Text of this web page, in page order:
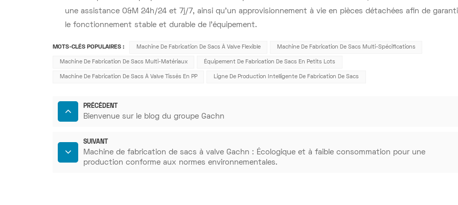
une assistance O&M 24h/24 et 7j/7, ainsi qu'un approvisionnement à vie en pièces détachées afin de
le fonctionnement stable et durable de l'équipement.
MOTS-CLÉS POPULAIRES : Machine De Fabrication De Sacs À Valve Flexible Machine De Fabrication De Sacs Multi-Spécifications
Machine De Fabrication De Sacs Multi-Matériaux Équipement De Fabrication De Sacs En Petits Lots
Machine De Fabrication De Sacs À Valve Tissés En PP Ligne De Production Intelligente De Fabrication De Sacs
PRÉCÉDENT
Bienvenue sur le blog du groupe Gachn
SUIVANT
Machine de fabrication de sacs à valve Gachn : Écologique et à faible consommation pour une
production conforme aux normes environnementales.